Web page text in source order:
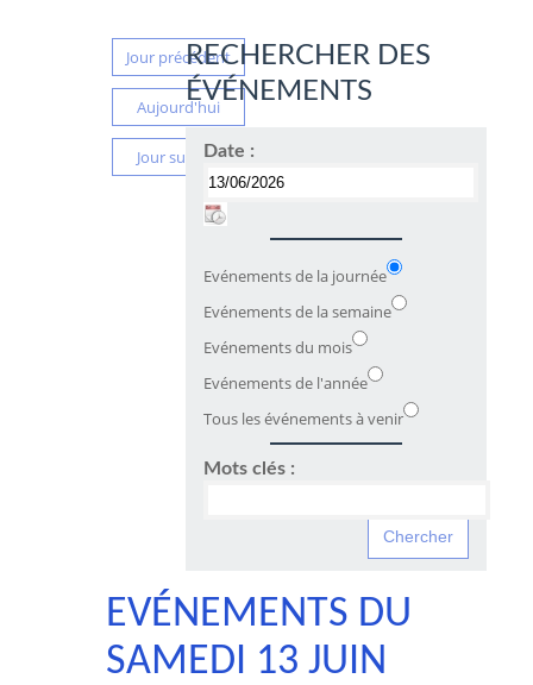
Jour précédent
Aujourd'hui
Jour suivant
RECHERCHER DES
ÉVÉNEMENTS
Date :
Evénements de la journée
Evénements de la semaine
Evénements du mois
Evénements de l'année
Tous les événements à venir
Mots clés :
EVÉNEMENTS DU
SAMEDI 13 JUIN